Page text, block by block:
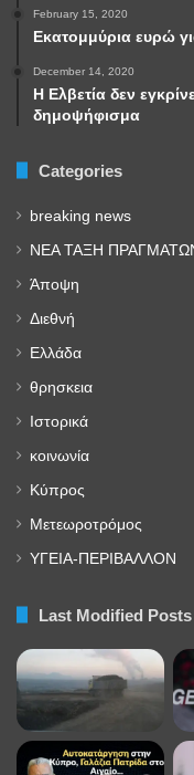
February 15, 2020
Εκατομμύρια ευρώ
December 14, 2020
Η Ελβετία δεν
δημοψήφισμα
Categories
breaking news
NEA TAΞΗ
Άποψη
Διεθνή
Ελλάδα
θρησκεια
Ιστορικά
κοινωνία
Κύπρος
Μετεωροτρόμος
ΥΓΕΙΑ-ΠΕΡΙΒΑΛΛΟΝ
Last Modified Posts